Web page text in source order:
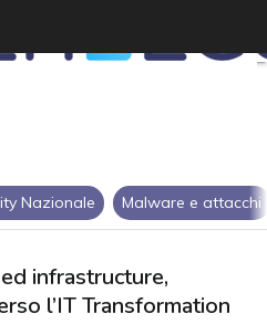
Nazionale Malware e attacchi
infrastructure,
l’IT Transformation